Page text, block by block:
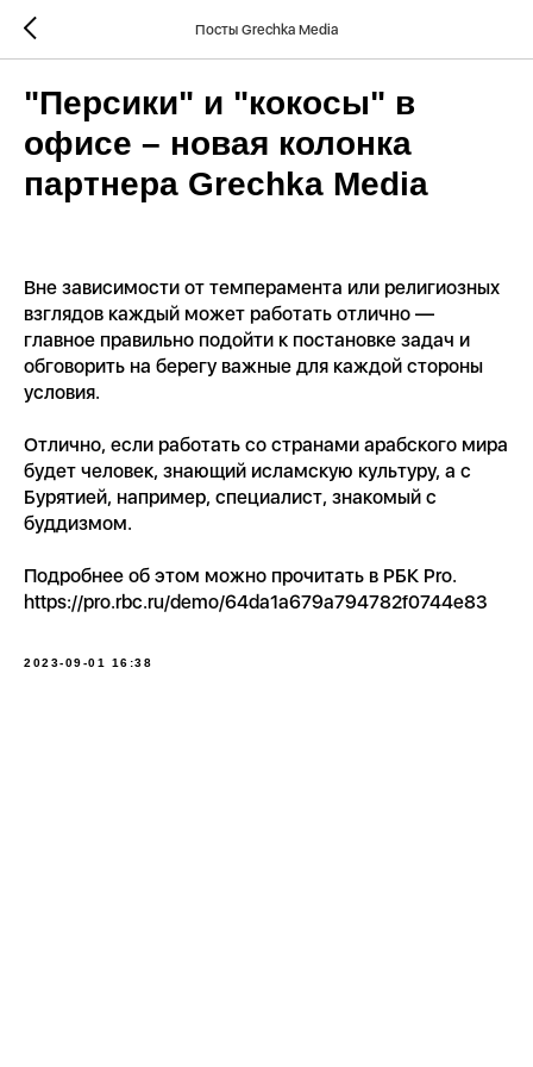
Посты Grechka Media
"Персики" и "кокосы" в
офисе – новая колонка
партнера Grechka Media
Вне зависимости от темперамента или религиозных
взглядов каждый может работать отлично —
главное правильно подойти к постановке задач и
обговорить на берегу важные для каждой стороны
условия.
Отлично, если работать со странами арабского мира
будет человек, знающий исламскую культуру, а с
Бурятией, например, специалист, знакомый с
буддизмом.
Подробнее об этом можно прочитать в РБК Pro.
https://pro.rbc.ru/demo/64da1a679a794782f0744e83
2023-09-01 16:38